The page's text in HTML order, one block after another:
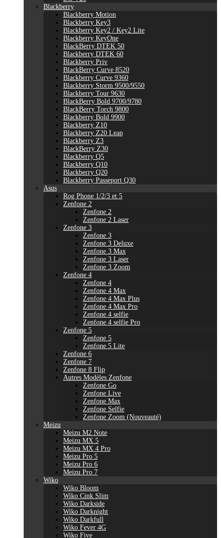
Blackberry
Blackberry Motion
Blackberry Key3
Blackberry Key2 / Key2 Lite
Blackberry KeyOne
BlackBerry DTEK 50
Blackberry DTEK 60
Blackberry Priv
BlackBerry Curve 8520
Blackberry Curve 9360
Blackberry Storm 9500/9550
Blackberry Tour 9630
BlackBerry Bold 9700/9780
BlackBerry Torch 9800
Blackberry Bold 9900
Blackberry Z10
Blackberry Z20 Leap
Blackberry Z3
BlackBerry Z30
Blackberry Q5
Blackberry Q10
Blackberry Q20
Blackberry Passeport Q30
Asus
Rog Phone 1/2/3 et 5
Zenfone 2
Zenfone 2
Zenfone 2 Laser
Zenfone 3
Zenfone 3
Zenfone 3 Deluxe
Zenfone 3 Max
Zenfone 3 Laser
Zenfone 3 Zoom
Zenfone 4
Zenfone 4
Zenfone 4 Max
Zenfone 4 Max Plus
Zenfone 4 Max Pro
Zenfone 4 selfie
Zenfone 4 selfie Pro
Zenfone 5
Zenfone 5
Zenfone 5 Lite
Zenfone 6
Zenfone 7
Zenfone 8 Flip
Autres Modèles Zenfone
Zenfone Go
Zenfone Live
Zenfone Max
Zenfone Selfie
Zenfone Zoom (Nouveauté)
Meizu
Meizu M2 Note
Meizu MX 5
Meizu MX 4 Pro
Meizu Pro 5
Meizu Pro 6
Meizu Pro 7
Wiko
Wiko Bloom
Wiko Cink Slim
Wiko Darkside
Wiko Darknight
Wiko Darkfull
Wiko Fever 4G
Wiko Five